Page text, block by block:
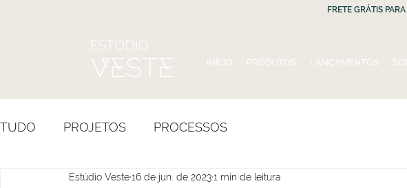
FRETE GRÁTIS
INÍCIO PRODUTOS LANÇAMENTOS
TUDO PROJETOS PROCESSOS
Estúdio Veste16 de jun. de 20231 min de leitura